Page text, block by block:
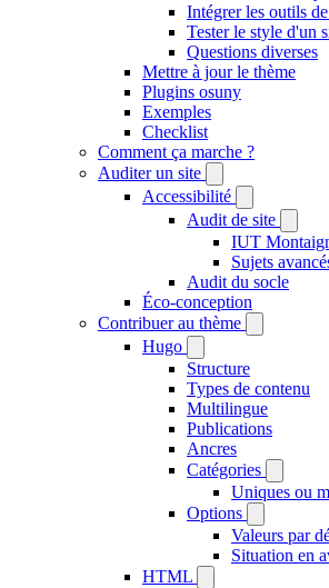
Intégrer les outils
Tester le style d'un
Questions diverses
Mettre à jour le thème
Plugins osuny
Exemples
Checklist
Comment ça marche ?
Auditer un site
Accessibilité
Audit de site
IUT
Sujets
Audit du socle
Éco-conception
Contribuer au thème
Hugo
Structure
Types de contenu
Multilingue
Publications
Ancres
Catégories
Uniques ou
Options
Valeurs par
Situation en
HTML